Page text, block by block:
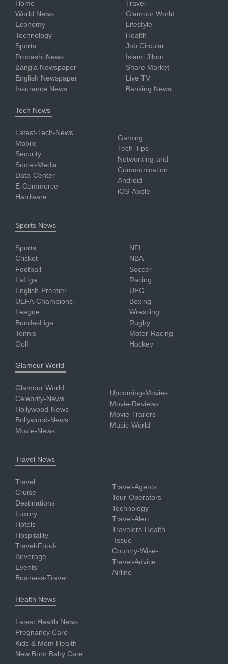
Home
World News
Economy
Technology
Sports
Probashi News
Bangla Newspaper
English Newspaper
Insurance News
Travel
Glamour World
Lifestyle
Health
Job Circular
Islami Jibon
Share Market
Live TV
Banking News
Tech News
Latest-Tech-News
Mobile
Security
Social-Media
Data-Center
E-Commerce
Hardware
Gaming
Tech-Tips
Networking-and-
Communication
Android
iOS-Apple
Sports News
Sports
Cricket
Football
LaLiga
English-Premier
UEFA-Champions-
League
BundesLiga
Tennis
Golf
NFL
NBA
Soccer
Racing
UFC
Boxing
Wrestling
Rugby
Motor-Racing
Hockey
Glamour World
Glamour World
Celebrity-News
Hollywood-News
Bollywood-News
Movie-News
Upcoming-Movies
Movie-Reviews
Movie-Trailers
Music-World
Travel News
Travel
Cruise
Destinations
Luxury
Hotels
Hospitality
Travel-Food-
Beverage
Events
Business-Travel
Travel-Agents
Tour-Operators
Technology
Travel-Alert
Travelers-Health
-Issue
Country-Wise-
Travel-Advice
Airline
Health News
Latest Health News
Pregnancy Care
Kids & Mom Health
New Born Baby Care